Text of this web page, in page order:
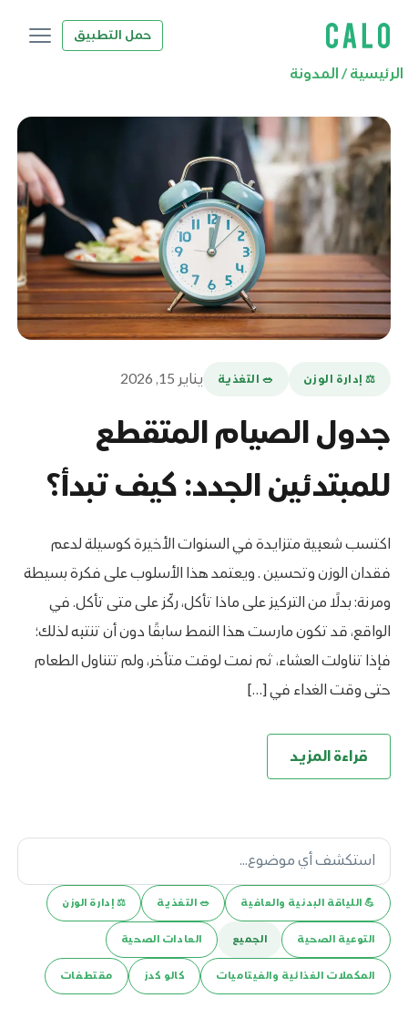
حمل التطبيق
الرئيسية/ المدونة
⚖️ إدارة الوزن 🥗 التغذية يناير 15, 2026
جدول الصيام المتقطع
للمبتدئين الجدد: كيف تبدأ؟
اكتسب شعبية متزايدة في السنوات الأخيرة كوسيلة لدعم
فقدان الوزن وتحسين . ويعتمد هذا الأسلوب على فكرة بسيطة
ومرنة: بدلًا من التركيز على ماذا تأكل، ركّز على متى تأكل. في
الواقع، قد تكون مارست هذا النمط سابقًا دون أن تنتبه لذلك؛
فإذا تناولت العشاء، ثم نمت لوقت متأخر، ولم تتناول الطعام
حتى وقت الغداء في […]
قراءة المزيد
💪️ اللياقة البدنية والعافية 🥗 التغذية ⚖️ إدارة الوزن
التوعية الصحية الجميع العادات الصحية
المكملات الغذائية والفيتاميات كالو كدز مقتطفات